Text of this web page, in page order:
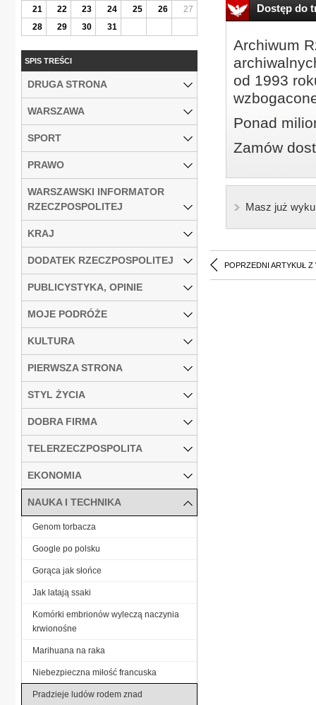
Dostęp do
Archiwum
od 1993
Ponad
Zamów
Masz już
POPRZEDNI ARTYKUŁ Z
21
22 23 24 25 26
27
28
29 30 31
SPIS TREŚCI
DRUGA STRONA
WARSZAWA
SPORT
PRAWO
WARSZAWSKI INFORMATOR
RZECZPOSPOLITEJ
KRAJ
DODATEK RZECZPOSPOLITEJ
PUBLICYSTYKA, OPINIE
MOJE PODRÓŻE
KULTURA
PIERWSZA STRONA
STYL ŻYCIA
DOBRA FIRMA
TELERZECZPOSPOLITA
EKONOMIA
NAUKA I TECHNIKA
Genom torbacza
Google po polsku
Gorąca jak słońce
Jak latają ssaki
Komórki embrionów wyleczą naczynia
krwionośne
Marihuana na raka
Niebezpieczna miłość francuska
Pradzieje ludów rodem znad